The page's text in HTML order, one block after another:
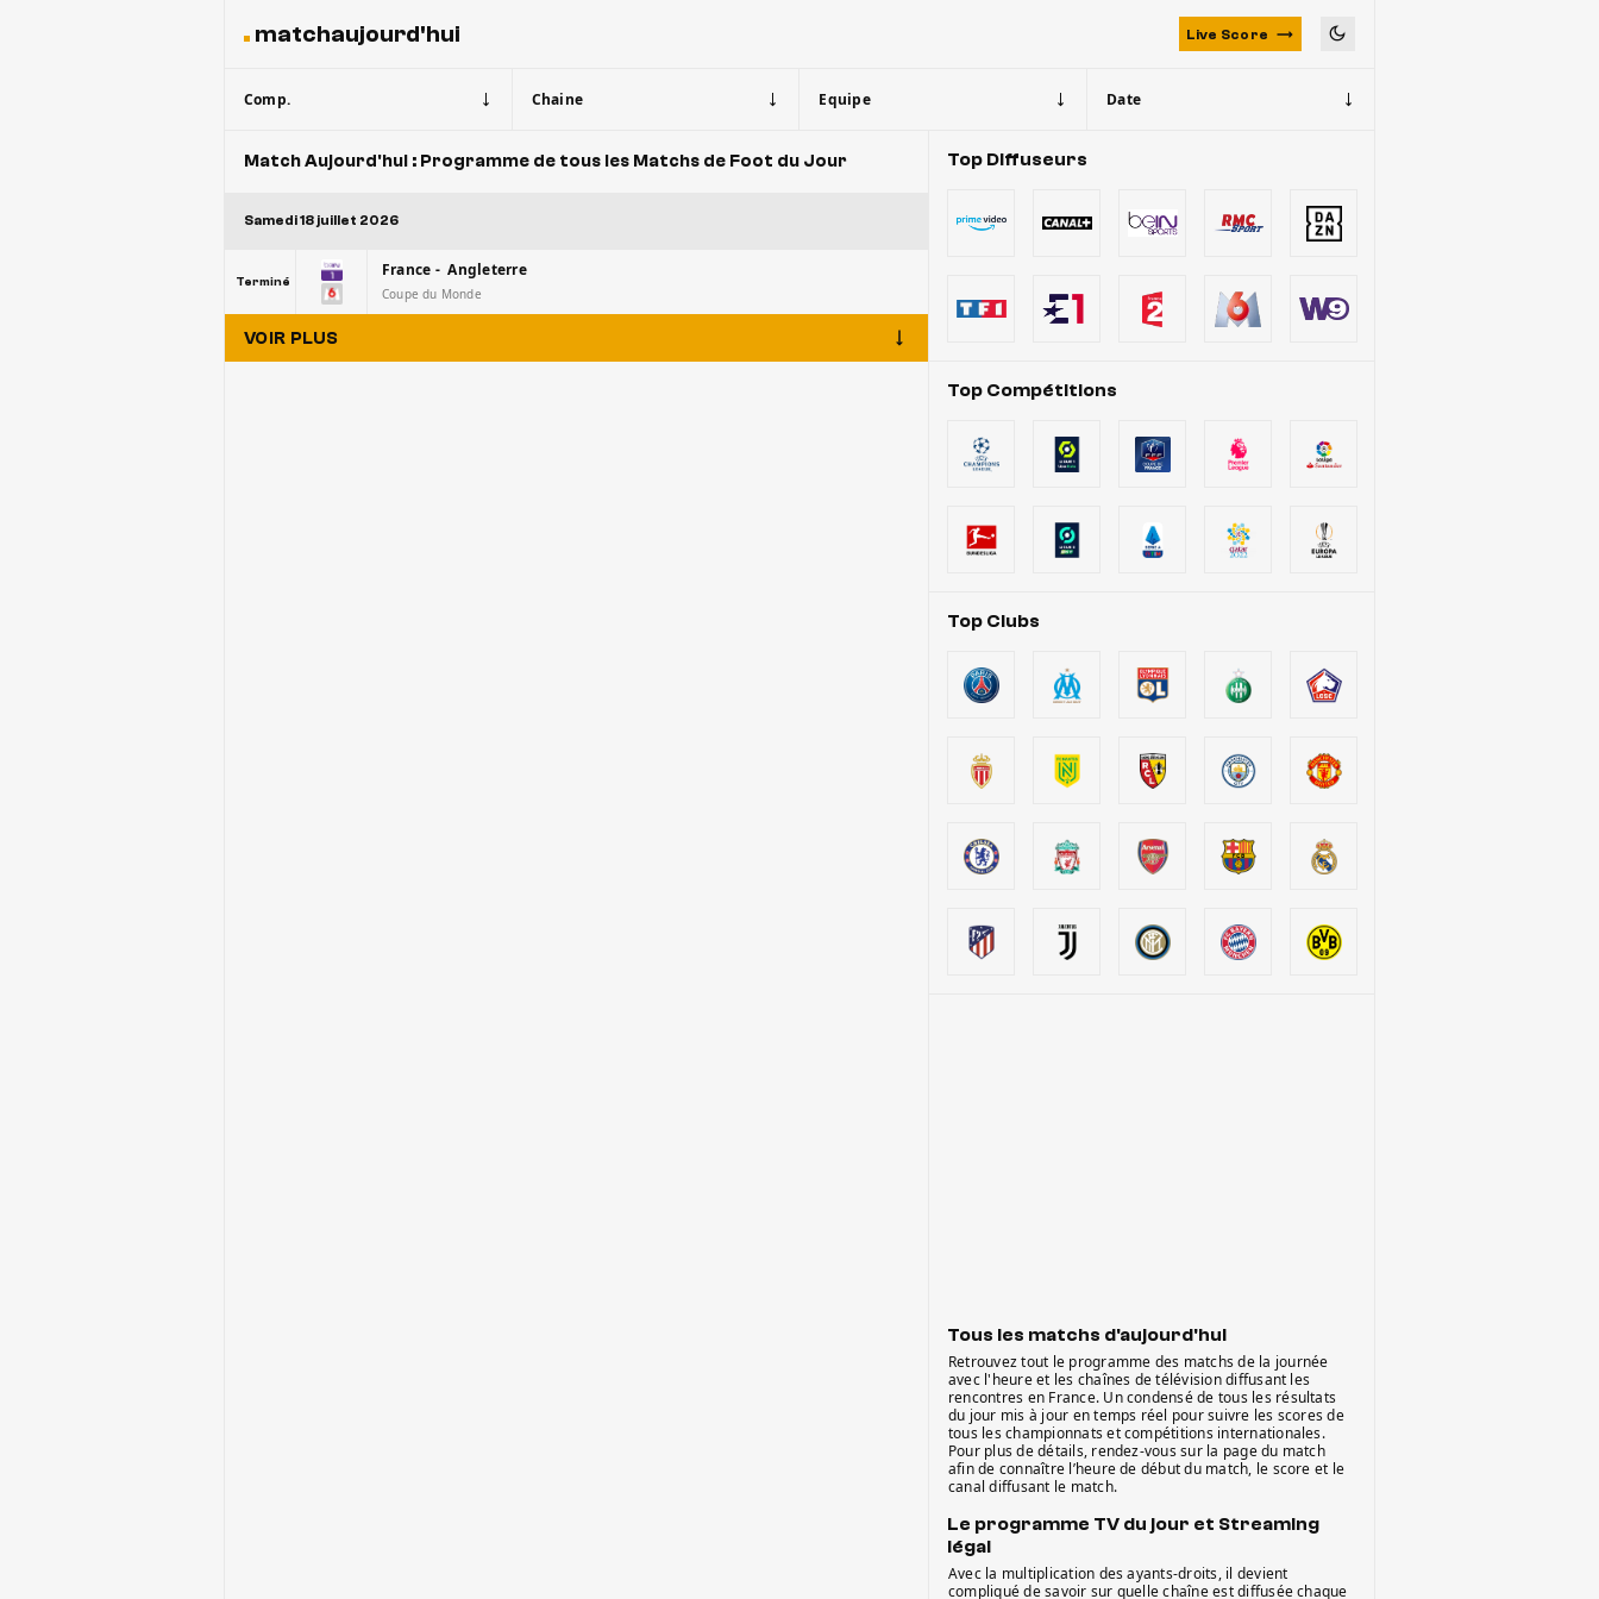
matchaujourd'hui Live Score
Comp. Chaine Equipe Date
Match Aujourd'hui : Programme de tous les Matchs de Foot du Jour
Samedi 18 juillet 2026
Terminé
France - Angleterre
Coupe du Monde
VOIR PLUS
Top Diffuseurs
Top Compétitions
Top Clubs
Tous les matchs d'aujourd'hui
Retrouvez tout le programme des matchs de la journée
avec l'heure et les chaînes de télévision diffusant les
rencontres en France. Un condensé de tous les résultats
du jour mis à jour en temps réel pour suivre les scores de
tous les championnats et compétitions internationales.
Pour plus de détails, rendez-vous sur la page du match
afin de connaître l’heure de début du match, le score et le
canal diffusant le match.
Le programme TV du jour et Streaming
légal
Avec la multiplication des ayants-droits, il devient
compliqué de savoir sur quelle chaîne est diffusée chaque